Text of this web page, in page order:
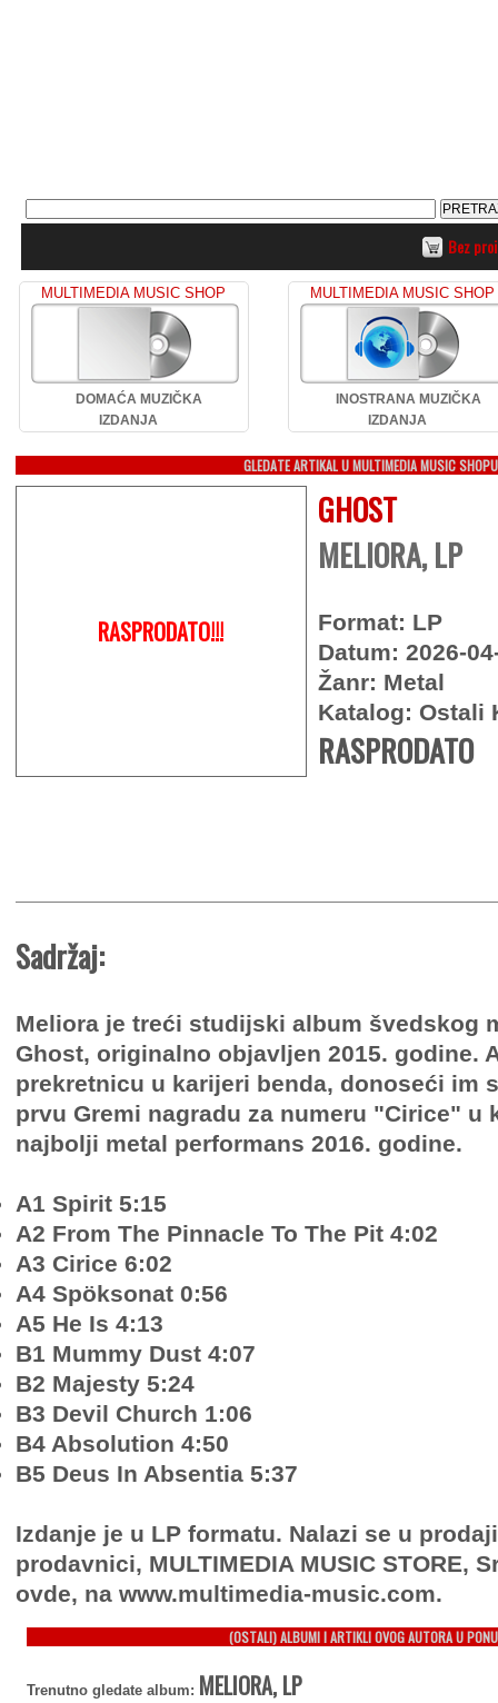
Bez
MULTIMEDIA MUSIC SHOP
DOMAĆA MUZIČKA
IZDANJA
MULTIMEDIA MUSIC SHOP
INOSTRANA MUZIČKA
IZDANJA
GLEDATE ARTIKAL U MULTIMEDIA MUSIC SHOPU
RASPRODATO!!!
GHOST
MELIORA, LP
Format: LP
Datum: 2026-
Žanr: Metal
Katalog: Ostali
RASPRODATO
Sadržaj:
Meliora je treći studijski album švedskog
Ghost, originalno objavljen 2015. godine.
prekretnicu u karijeri benda, donoseći im
prvu Gremi nagradu za numeru "Cirice" u
najbolji metal performans 2016. godine.
A1 Spirit 5:15
A2 From The Pinnacle To The Pit 4:02
A3 Cirice 6:02
A4 Spöksonat 0:56
A5 He Is 4:13
B1 Mummy Dust 4:07
B2 Majesty 5:24
B3 Devil Church 1:06
B4 Absolution 4:50
B5 Deus In Absentia 5:37
Izdanje je u LP formatu. Nalazi se u
prodavnici, MULTIMEDIA MUSIC STORE,
ovde, na www.multimedia-music.com.
(OSTALI) ALBUMI I ARTIKLI OVOG AUTORA U
Trenutno gledate album: MELIORA, LP